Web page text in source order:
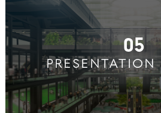
05
PRESENTATION